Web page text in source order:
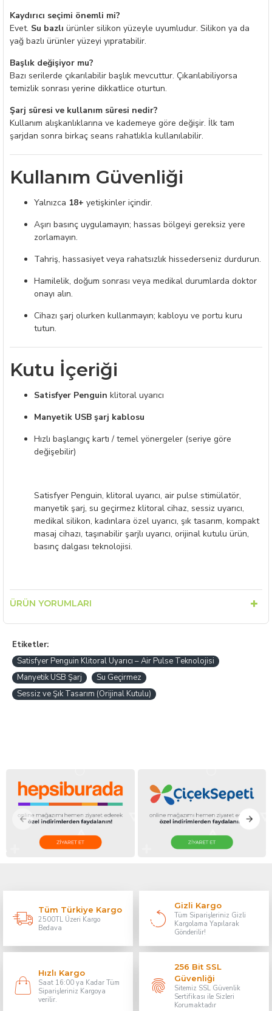
Kaydırıcı seçimi önemli mi?
Evet. Su bazlı ürünler silikon yüzeyle uyumludur. Silikon ya da
yağ bazlı ürünler yüzeyi yıpratabilir.
Başlık değişiyor mu?
Bazı serilerde çıkarılabilir başlık mevcuttur. Çıkarılabiliyorsa
temizlik sonrası yerine dikkatlice oturtun.
Şarj süresi ve kullanım süresi nedir?
Kullanım alışkanlıklarına ve kademeye göre değişir. İlk tam
şarjdan sonra birkaç seans rahatlıkla kullanılabilir.
Kullanım Güvenliği
Yalnızca 18+ yetişkinler içindir.
Aşırı basınç uygulamayın; hassas bölgeyi gereksiz yere
zorlamayın.
Tahriş, hassasiyet veya rahatsızlık hissederseniz durdurun.
Hamilelik, doğum sonrası veya medikal durumlarda doktor
onayı alın.
Cihazı şarj olurken kullanmayın; kabloyu ve portu kuru
tutun.
Kutu İçeriği
Satisfyer Penguin klitoral uyarıcı
Manyetik USB şarj kablosu
Hızlı başlangıç kartı / temel yönergeler (seriye göre
değişebilir)
Satisfyer Penguin, klitoral uyarıcı, air pulse stimülatör,
manyetik şarj, su geçirmez klitoral cihaz, sessiz uyarıcı,
medikal silikon, kadınlara özel uyarıcı, şık tasarım, kompakt
masaj cihazı, taşınabilir şarjlı uyarıcı, orijinal kutulu ürün,
basınç dalgası teknolojisi.
ÜRÜN YORUMLARI
Etiketler:
Satisfyer Penguin Klitoral Uyarıcı – Air Pulse Teknolojisi
Manyetik USB Şarj
Su Geçirmez
Sessiz ve Şık Tasarım (Orijinal Kutulu)
Tüm Türkiye Kargo
2500TL Üzeri Kargo
Bedava
Gizli Kargo
Tüm Siparişleriniz Gizli
Kargolama Yapılarak
Gönderilir!
Hızlı Kargo
Saat 16:00 ya Kadar Tüm
Siparişleriniz Kargoya
verilir.
256 Bit SSL
Güvenliği
Sitemiz SSL Güvenlik
Sertifikası ile Sizleri
Korumaktadır